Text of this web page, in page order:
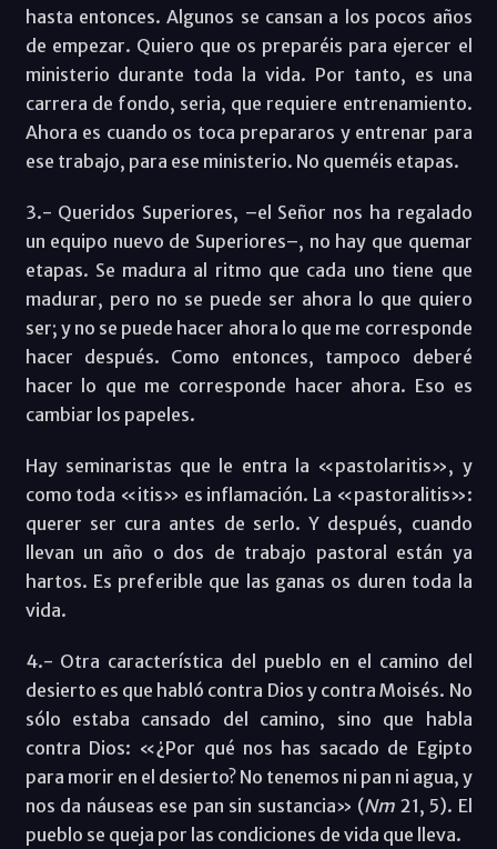
hasta entonces. Algunos se cansan a los pocos años
de empezar. Quiero que os preparéis para ejercer el
ministerio durante toda la vida. Por tanto, es una
carrera de fondo, seria, que requiere entrenamiento.
Ahora es cuando os toca prepararos y entrenar para
ese trabajo, para ese ministerio. No queméis etapas.
3.- Queridos Superiores, –el Señor nos ha regalado
un equipo nuevo de Superiores–, no hay que quemar
etapas. Se madura al ritmo que cada uno tiene que
madurar, pero no se puede ser ahora lo que quiero
ser; y no se puede hacer ahora lo que me corresponde
hacer después. Como entonces, tampoco deberé
hacer lo que me corresponde hacer ahora. Eso es
cambiar los papeles.
Hay seminaristas que le entra la «pastolaritis», y
como toda «itis» es inflamación. La «pastoralitis»:
querer ser cura antes de serlo. Y después, cuando
llevan un año o dos de trabajo pastoral están ya
hartos. Es preferible que las ganas os duren toda la
vida.
4.- Otra característica del pueblo en el camino del
desierto es que habló contra Dios y contra Moisés. No
sólo estaba cansado del camino, sino que habla
contra Dios: «¿Por qué nos has sacado de Egipto
para morir en el desierto? No tenemos ni pan ni agua, y
nos da náuseas ese pan sin sustancia» (Nm 21, 5). El
pueblo se queja por las condiciones de vida que lleva.